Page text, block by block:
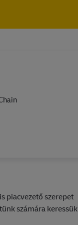
piacvezető szerepet
számára keressük